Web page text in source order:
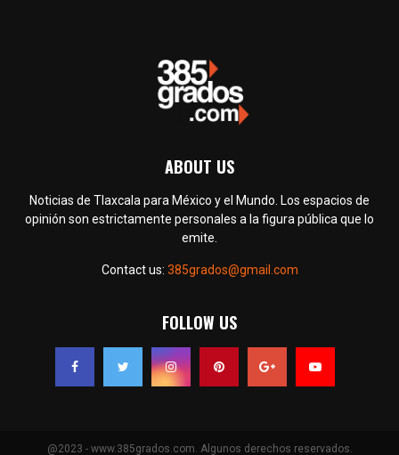
ABOUT US
Noticias de Tlaxcala para México y el Mundo. Los espacios de
opinión son estrictamente personales a la figura pública que lo
emite.
Contact us: 385grados@gmail.com
FOLLOW US
@2023 - www.385grados.com. Algunos derechos reservados.